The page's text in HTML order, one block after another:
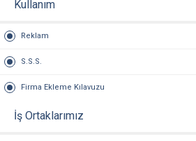
Kullanım
Reklam
S.S.S.
Firma Ekleme Kılavuzu
İş Ortaklarımız